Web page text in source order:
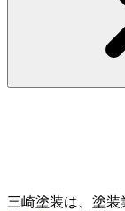
三崎塗装は、塗